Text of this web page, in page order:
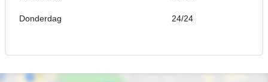
Donderdag 24/24